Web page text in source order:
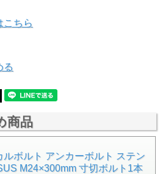
性・溶接性・耐蝕性が 良好で最
建築金物、自動車車輌工業、化学
こちら
る
商品
ルボルト アンカーボルト ステン
M24×300mm 寸切ボルト1本